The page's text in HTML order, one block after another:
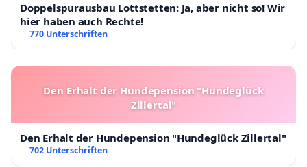
Doppelspurausbau Lottstetten: Ja, aber nicht so! Wir
hier haben auch Rechte!
770 Unterschriften
Den Erhalt der Hundepension "Hundeglück
Zillertal"
Den Erhalt der Hundepension "Hundeglück Zillertal"
702 Unterschriften